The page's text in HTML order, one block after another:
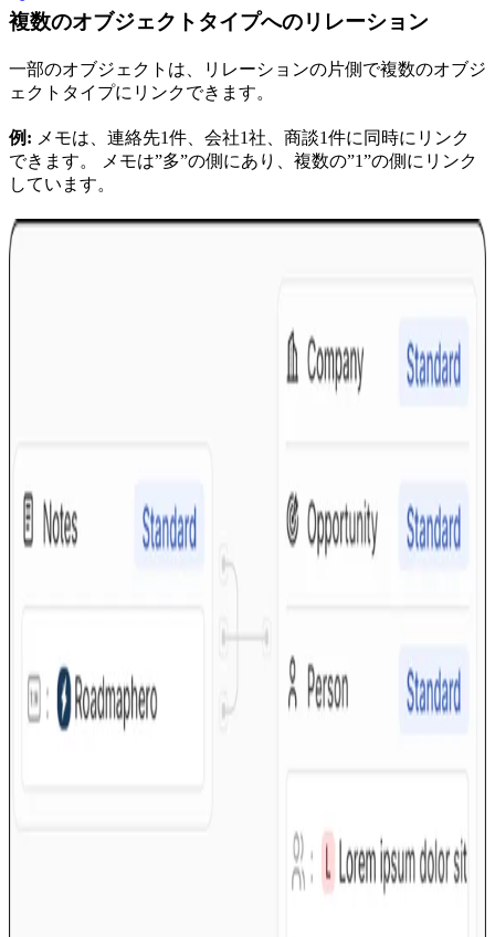
複数のオブジェクトタイプへのリレーション
一部のオブジェクトは、リレーションの片側で複数のオブジ
ェクトタイプにリンクできます。
例: メモは、連絡先1件、会社1社、商談1件に同時にリンク
できます。 メモは”多”の側にあり、複数の”1”の側にリンク
しています。